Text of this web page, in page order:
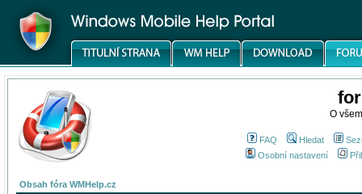
O
FAQ Hledat
Osobní nastavení
Obsah fóra WMHelp.cz